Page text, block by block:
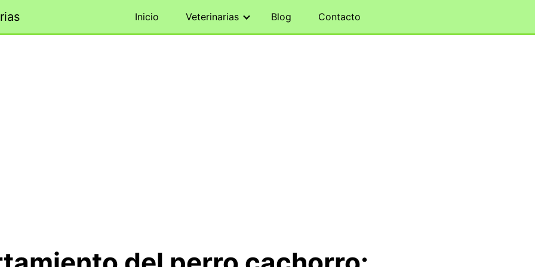
Inicio Veterinarias Blog Contacto